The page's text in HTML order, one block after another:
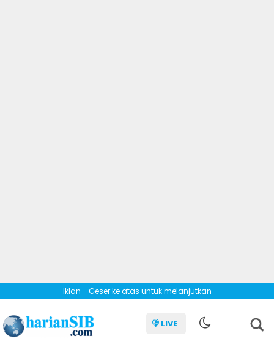
Iklan - Geser ke atas untuk melanjutkan
LIVE